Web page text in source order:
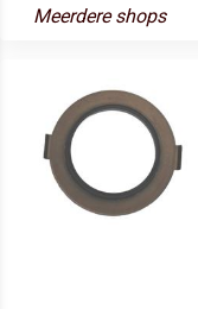
Meerdere shops